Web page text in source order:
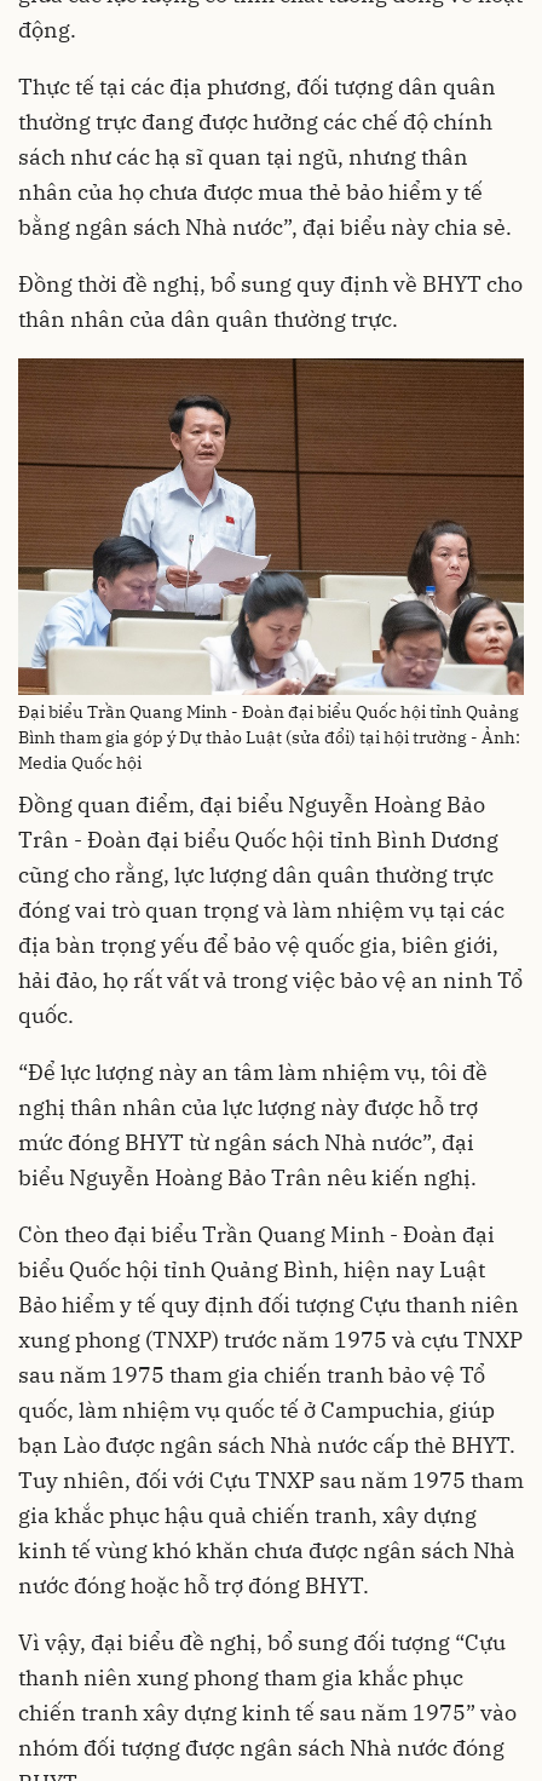
động.
Thực tế tại các địa phương, đối tượng dân quân
thường trực đang được hưởng các chế độ chính
sách như các hạ sĩ quan tại ngũ, nhưng thân
nhân của họ chưa được mua thẻ bảo hiểm y tế
bằng ngân sách Nhà nước”, đại biểu này chia sẻ.
Đồng thời đề nghị, bổ sung quy định về BHYT cho
thân nhân của dân quân thường trực.
Đại biểu Trần Quang Minh - Đoàn đại biểu Quốc hội tỉnh Quảng
Bình tham gia góp ý Dự thảo Luật (sửa đổi) tại hội trường - Ảnh:
Media Quốc hội
Đồng quan điểm, đại biểu Nguyễn Hoàng Bảo
Trân - Đoàn đại biểu Quốc hội tỉnh Bình Dương
cũng cho rằng, lực lượng dân quân thường trực
đóng vai trò quan trọng và làm nhiệm vụ tại các
địa bàn trọng yếu để bảo vệ quốc gia, biên giới,
hải đảo, họ rất vất vả trong việc bảo vệ an ninh Tổ
quốc.
“Để lực lượng này an tâm làm nhiệm vụ, tôi đề
nghị thân nhân của lực lượng này được hỗ trợ
mức đóng BHYT từ ngân sách Nhà nước”, đại
biểu Nguyễn Hoàng Bảo Trân nêu kiến nghị.
Còn theo đại biểu Trần Quang Minh - Đoàn đại
biểu Quốc hội tỉnh Quảng Bình, hiện nay Luật
Bảo hiểm y tế quy định đối tượng Cựu thanh niên
xung phong (TNXP) trước năm 1975 và cựu TNXP
sau năm 1975 tham gia chiến tranh bảo vệ Tổ
quốc, làm nhiệm vụ quốc tế ở Campuchia, giúp
bạn Lào được ngân sách Nhà nước cấp thẻ BHYT.
Tuy nhiên, đối với Cựu TNXP sau năm 1975 tham
gia khắc phục hậu quả chiến tranh, xây dựng
kinh tế vùng khó khăn chưa được ngân sách Nhà
nước đóng hoặc hỗ trợ đóng BHYT.
Vì vậy, đại biểu đề nghị, bổ sung đối tượng “Cựu
thanh niên xung phong tham gia khắc phục
chiến tranh xây dựng kinh tế sau năm 1975” vào
nhóm đối tượng được ngân sách Nhà nước đóng